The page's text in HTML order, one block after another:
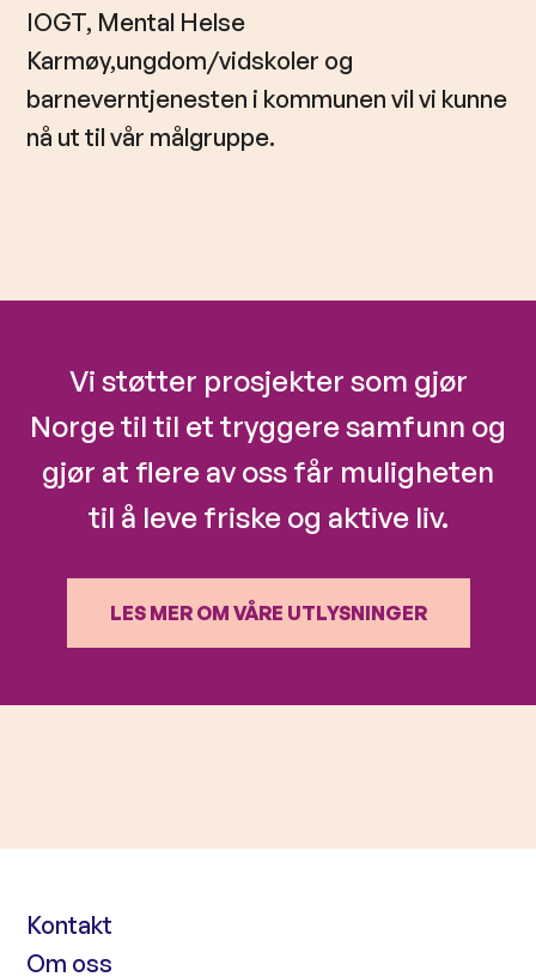
IOGT, Mental Helse
Karmøy,ungdom/vidskoler og
barneverntjenesten i kommunen vil vi kunne
nå ut til vår målgruppe.
Vi støtter prosjekter som gjør
Norge til til et tryggere samfunn og
gjør at flere av oss får muligheten
til å leve friske og aktive liv.
LES MER OM VÅRE UTLYSNINGER
Kontakt
Om oss